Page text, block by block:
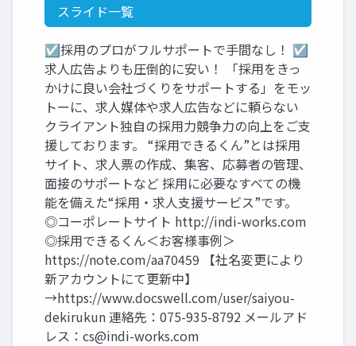
スライド一覧
☑採用のプロがフルサポートで手間なし！ ☑
求人広告よりも圧倒的に安い！ 「採用をきっ
かけに良い会社づくりをサポートする」をモッ
トーに、求人媒体や求人広告などに頼らない
クライアント独自の採用力競争力の向上をご支
援しております。 “採用できるくん”とは採用
サイト、求人票の作成、集客、応募者の管理、
面接のサポートなど 採用に必要なすべての機
能を備えた“採用・求人支援サービス”です。
◎コーポレートサイト http://indi-works.com
◎採用できるくん＜お客様事例＞
https://note.com/aa70459 【社名変更により
新アカウントにて更新中】
→https://www.docswell.com/user/saiyou-
dekirukun 連絡先：075-935-8792 メールアド
レス： cs@indi-works.com